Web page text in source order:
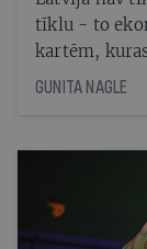
tīklu - to
kartēm,
līdzekli
GUNITA NAGLE